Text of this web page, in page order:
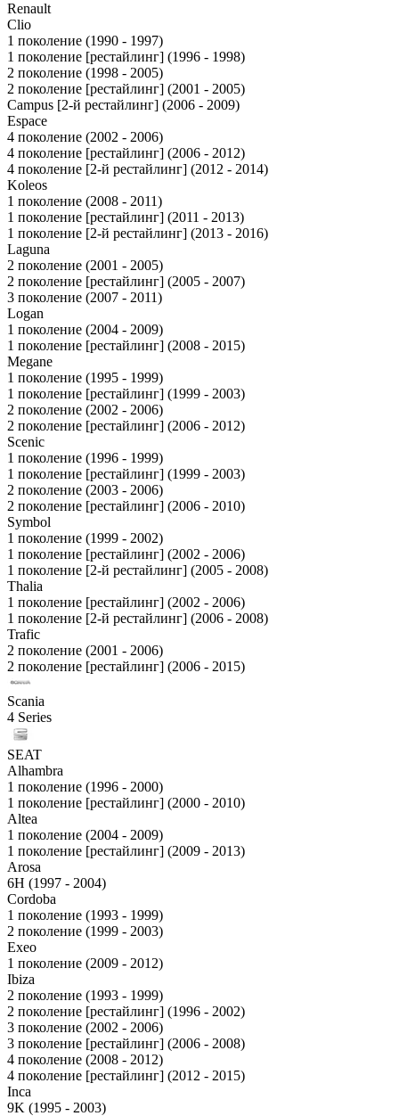
Renault
Clio
1 поколение (1990 - 1997)
1 поколение [рестайлинг] (1996 - 1998)
2 поколение (1998 - 2005)
2 поколение [рестайлинг] (2001 - 2005)
Campus [2-й рестайлинг] (2006 - 2009)
Espace
4 поколение (2002 - 2006)
4 поколение [рестайлинг] (2006 - 2012)
4 поколение [2-й рестайлинг] (2012 - 2014)
Koleos
1 поколение (2008 - 2011)
1 поколение [рестайлинг] (2011 - 2013)
1 поколение [2-й рестайлинг] (2013 - 2016)
Laguna
2 поколение (2001 - 2005)
2 поколение [рестайлинг] (2005 - 2007)
3 поколение (2007 - 2011)
Logan
1 поколение (2004 - 2009)
1 поколение [рестайлинг] (2008 - 2015)
Megane
1 поколение (1995 - 1999)
1 поколение [рестайлинг] (1999 - 2003)
2 поколение (2002 - 2006)
2 поколение [рестайлинг] (2006 - 2012)
Scenic
1 поколение (1996 - 1999)
1 поколение [рестайлинг] (1999 - 2003)
2 поколение (2003 - 2006)
2 поколение [рестайлинг] (2006 - 2010)
Symbol
1 поколение (1999 - 2002)
1 поколение [рестайлинг] (2002 - 2006)
1 поколение [2-й рестайлинг] (2005 - 2008)
Thalia
1 поколение [рестайлинг] (2002 - 2006)
1 поколение [2-й рестайлинг] (2006 - 2008)
Trafic
2 поколение (2001 - 2006)
2 поколение [рестайлинг] (2006 - 2015)
Scania
4 Series
SEAT
Alhambra
1 поколение (1996 - 2000)
1 поколение [рестайлинг] (2000 - 2010)
Altea
1 поколение (2004 - 2009)
1 поколение [рестайлинг] (2009 - 2013)
Arosa
6H (1997 - 2004)
Cordoba
1 поколение (1993 - 1999)
2 поколение (1999 - 2003)
Exeo
1 поколение (2009 - 2012)
Ibiza
2 поколение (1993 - 1999)
2 поколение [рестайлинг] (1996 - 2002)
3 поколение (2002 - 2006)
3 поколение [рестайлинг] (2006 - 2008)
4 поколение (2008 - 2012)
4 поколение [рестайлинг] (2012 - 2015)
Inca
9K (1995 - 2003)